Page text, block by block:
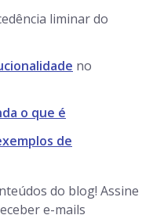
liminar do
no
o que é
de
do blog! Assine
e-mails